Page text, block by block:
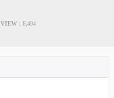
VIEW： 8,494